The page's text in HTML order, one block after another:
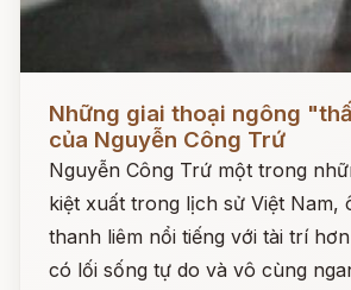
Những giai thoại ngông
của Nguyễn Công Trứ
Nguyễn Công Trứ một trong
kiệt xuất trong lịch sử Việt Nam,
thanh liêm nổi tiếng với tài trí
có lối sống tự do và vô cùng